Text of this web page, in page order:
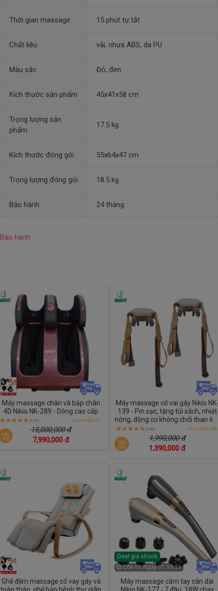
Thời gian massage 15 phút tự tắt
Chất liệu vải, nhựa ABS, da PU
Màu sắc Đỏ, đen
Kích thước sản phẩm 45x41x58 cm
Trọng lượng sản
phẩm
17.5 kg
Kích thước đóng gói 55x64x47 cm
Trọng lượng đóng gói 18.5 kg
Bảo hành 24 tháng
Bảo hành:
Máy massage chân và bắp chân
4D Nikio NK-289 - Dòng cao cấp
(119) SHIP HỎA TỐC
15,000,000 đ
7,990,000 đ
Máy massage cổ vai gáy Nikio
139 - Pin sạc, tặng túi xách, nhiệt
nóng, động cơ không chổi than
ái bền bỉ
(136) SHIP HỎA TỐC
1,990,000 đ
1,390,000 đ
Ghế đệm massage cổ vay gáy và
Deal giá shock
Còn 01 Ngày 01:10:21
Máy massage cầm tay cán dài